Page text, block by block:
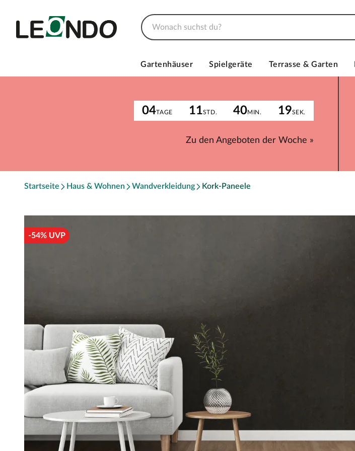
Gartenhäuser Spielgeräte Terrasse & Garten
04TAGE 11STD. 40MIN. 19SEK.
Zu den Angeboten der Woche »
Startseite Haus & Wohnen Wandverkleidung Kork-Paneele
-54% UVP